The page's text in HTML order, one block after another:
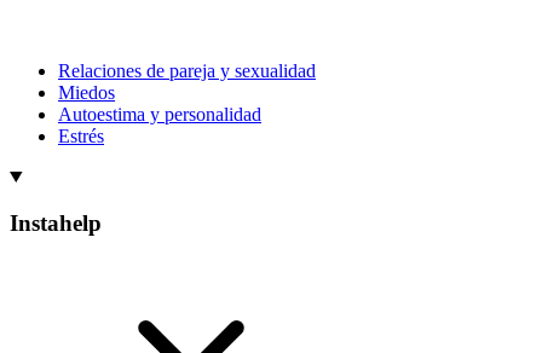
Relaciones de pareja y sexualidad
Miedos
Autoestima y personalidad
Estrés
Instahelp